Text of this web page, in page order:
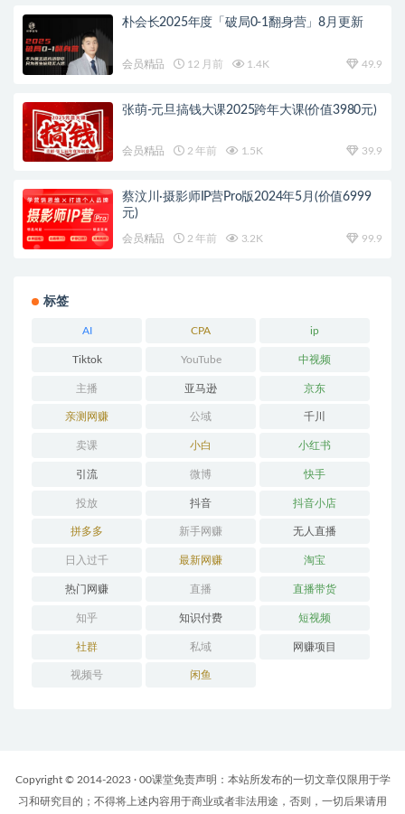
朴会长2025年度「破局0-1翻身营」8月更新
会员精品 12 月前 1.4K 49.9
张萌-元旦搞钱大课2025跨年大课(价值3980元)
会员精品 2 年前 1.5K 39.9
蔡汶川·摄影师IP营Pro版2024年5月(价值6999
元)
会员精品 2 年前 3.2K 99.9
标签
AI CPA ip
Tiktok YouTube 中视频
主播 亚马逊 京东
亲测网赚 公域 千川
卖课 小白 小红书
引流 微博 快手
投放 抖音 抖音小店
拼多多 新手网赚 无人直播
日入过千 最新网赚 淘宝
热门网赚 直播 直播带货
知乎 知识付费 短视频
社群 私域 网赚项目
视频号 闲鱼
Copyright © 2014-2023 · 00课堂免责声明：本站所发布的一切文章仅限用于学
习和研究目的；不得将上述内容用于商业或者非法用途，否则，一切后果请用